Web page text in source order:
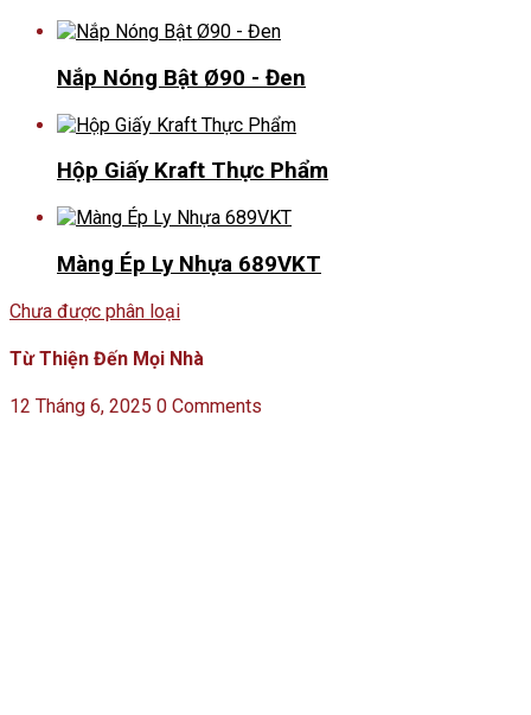
Nắp Nóng Bật Ø90 - Đen
Hộp Giấy Kraft Thực Phẩm
Màng Ép Ly Nhựa 689VKT
Chưa được phân loại
Từ Thiện Đến Mọi Nhà
12 Tháng 6, 2025 0 Comments